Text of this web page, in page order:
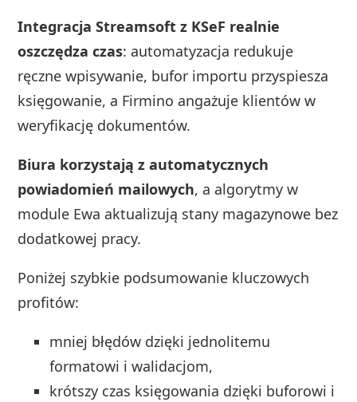
Integracja Streamsoft z KSeF realnie
oszczędza czas: automatyzacja redukuje
ręczne wpisywanie, bufor importu przyspiesza
księgowanie, a Firmino angażuje klientów w
weryfikację dokumentów.
Biura korzystają z automatycznych
powiadomień mailowych, a algorytmy w
module Ewa aktualizują stany magazynowe bez
dodatkowej pracy.
Poniżej szybkie podsumowanie kluczowych
profitów:
mniej błędów dzięki jednolitemu
formatowi i walidacjom,
krótszy czas księgowania dzięki buforowi i